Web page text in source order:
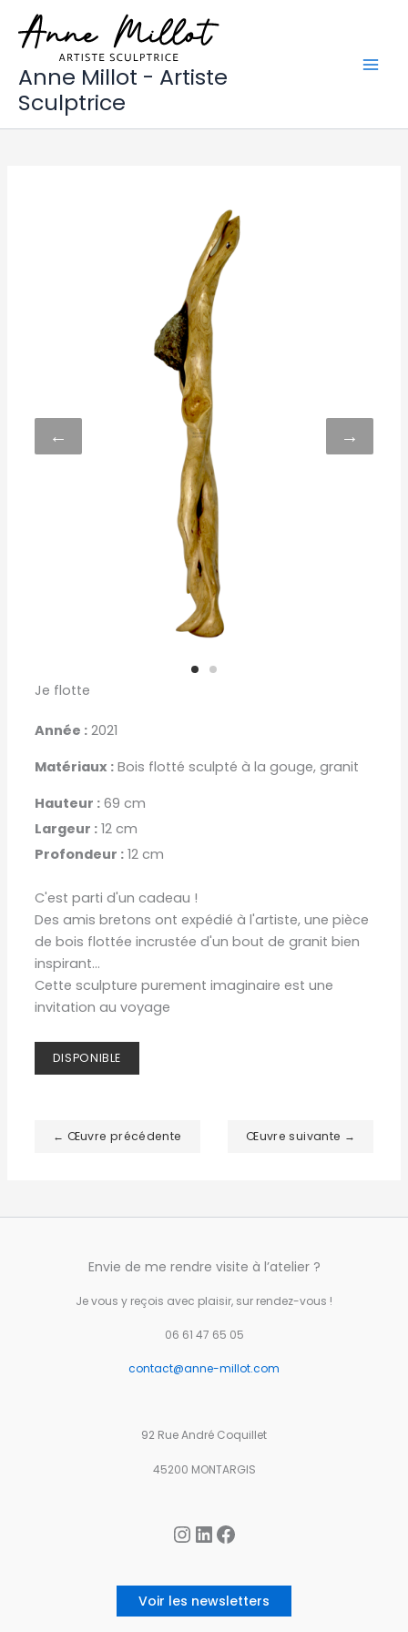
contenu
Anne Millot - Artiste
Sculptrice
← →
Je flotte
Année :2021
Matériaux :Bois flotté sculpté à la gouge, granit
Hauteur :69 cm
Largeur :12 cm
Profondeur :12 cm
C'est parti d'un cadeau !
Des amis bretons ont expédié à l'artiste, une pièce
de bois flottée incrustée d'un bout de granit bien
inspirant...
Cette sculpture purement imaginaire est une
invitation au voyage
DISPONIBLE
← Œuvre précédente Œuvre suivante →
Envie de me rendre visite à l’atelier ?
Je vous y reçois avec plaisir, sur rendez-vous !
06 61 47 65 05
contact@anne-millot.com
92 Rue André Coquillet
45200 MONTARGIS
Instagram
LinkedInFacebook
Voir les newsletters